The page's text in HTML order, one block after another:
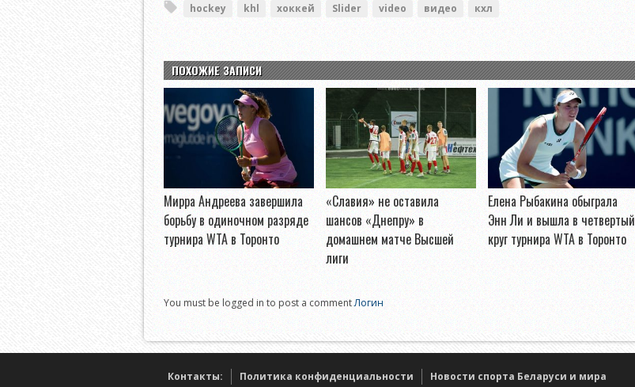
hockey khl хоккей Slider video видео кхл
ПОХОЖИЕ ЗАПИСИ
Мирра Андреева завершила
борьбу в одиночном разряде
турнира WTA в Торонто
«Славия» не оставила
шансов «Днепру» в
домашнем матче Высшей
лиги
Елена Рыбакина обыграла
Энн Ли и вышла в четвертый
круг турнира WTA в Торонто
You must be logged in to post a commentЛогин
Контакты: Политика конфиденциальности Новости спорта Беларуси и мира